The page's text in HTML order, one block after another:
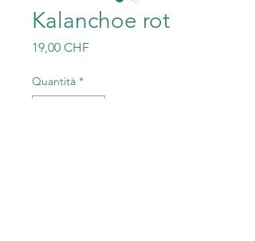
Kalanchoe rot
19,00 CHFPrezzo
Quantità *